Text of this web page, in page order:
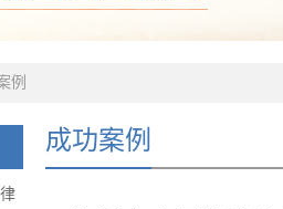
例
成功案例